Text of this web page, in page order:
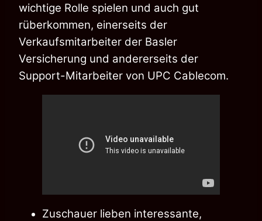
wichtige Rolle spielen und auch gut
rüberkommen, einerseits der
Verkaufsmitarbeiter der Basler
Versicherung und andererseits der
Support-Mitarbeiter von UPC Cablecom.
Zuschauer lieben interessante,